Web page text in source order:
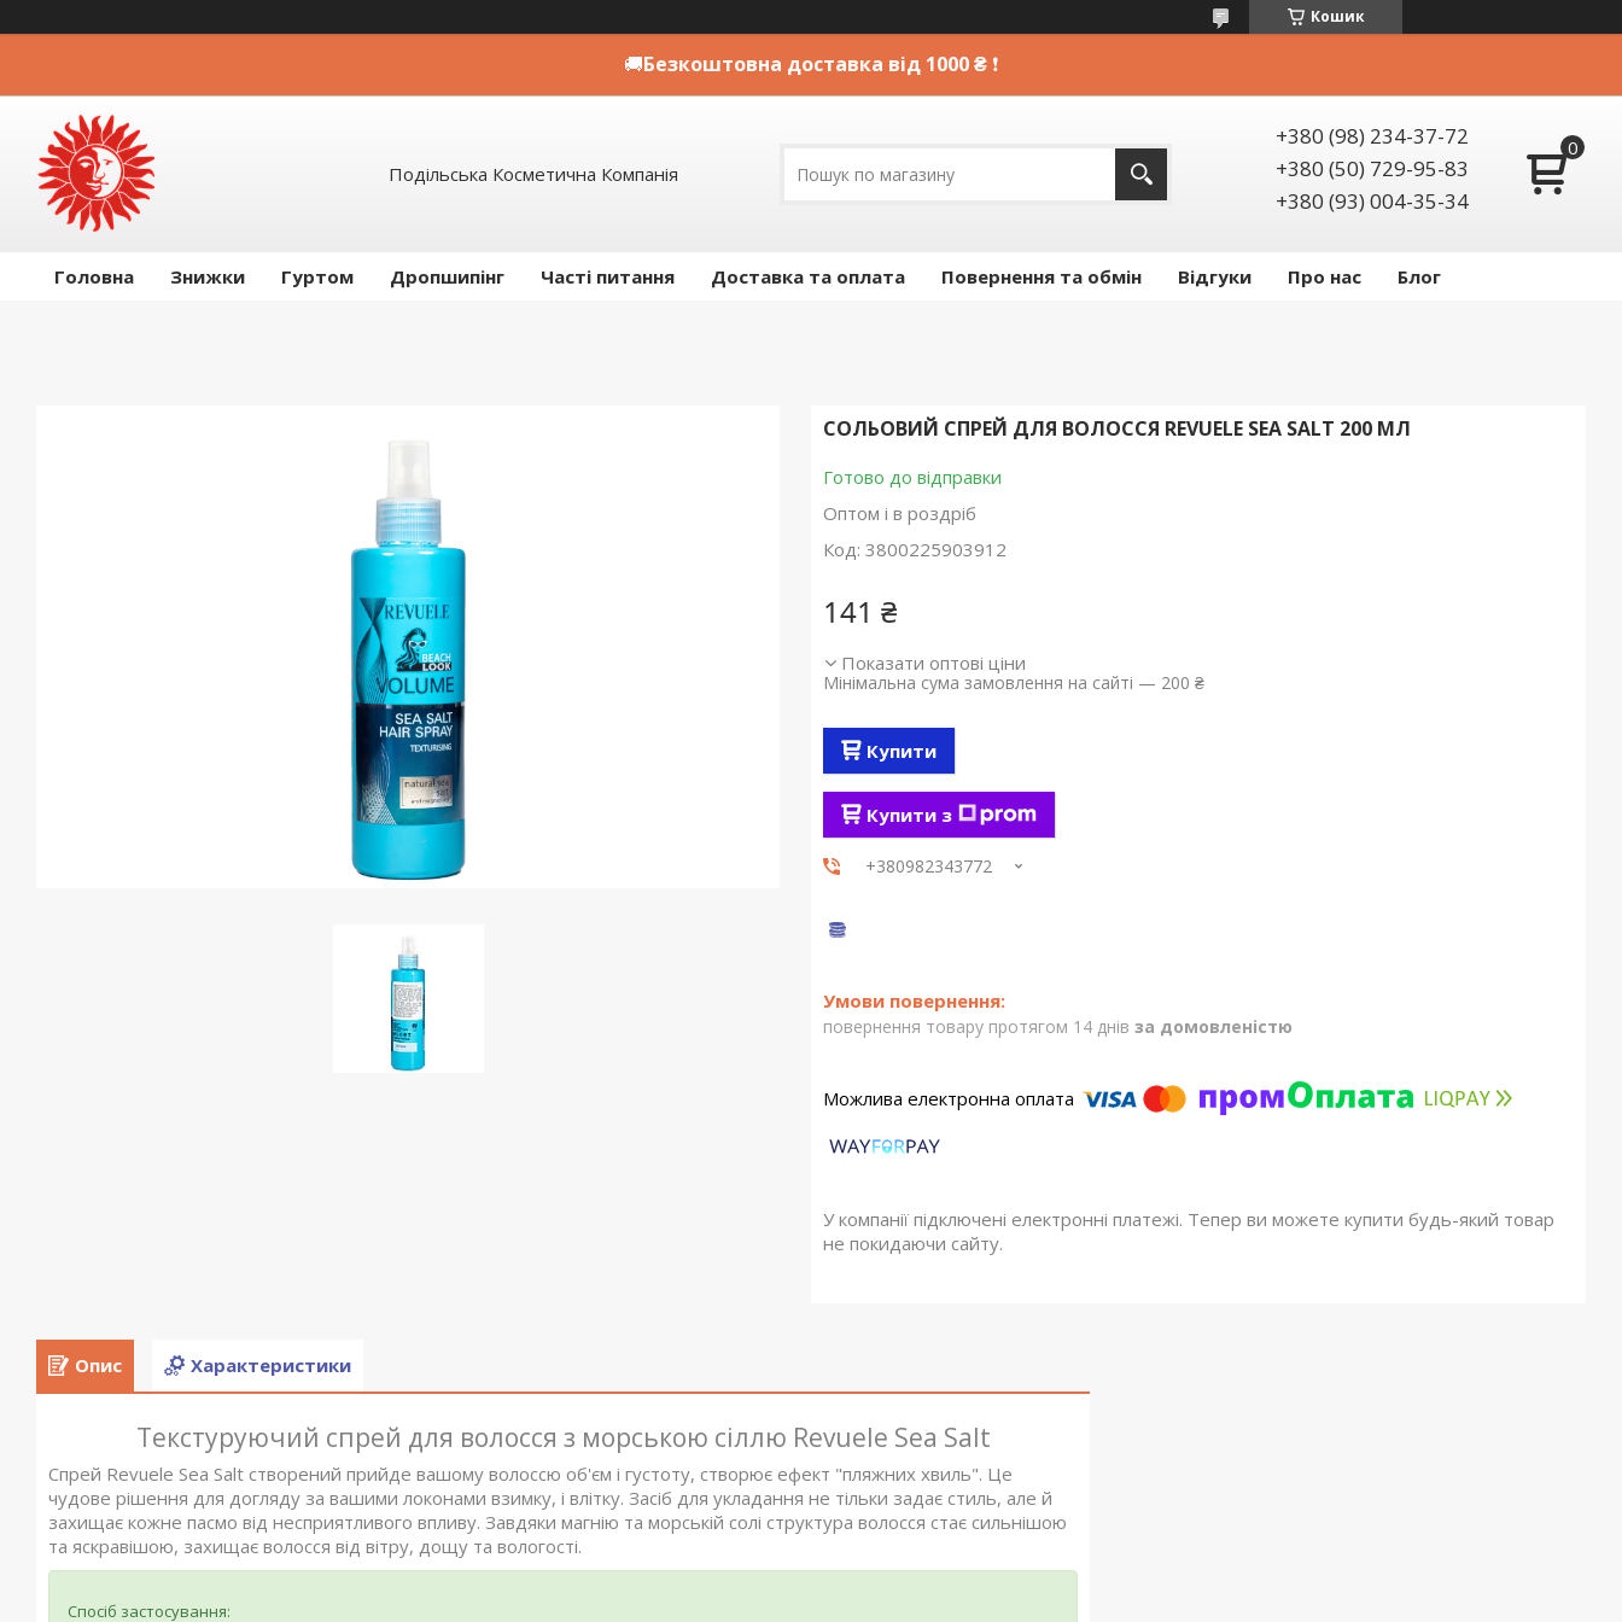
Кошик
🚚Безкоштовна доставка від 1000 ₴ ❗
Подільська Косметична Компанія
+380 (98) 234-37-72
+380 (50) 729-95-83
+380 (93) 004-35-34
Головна Знижки Гуртом Дропшипінг Часті питання Доставка та оплата Повернення та обмін Відгуки Про нас Блог
СОЛЬОВИЙ СПРЕЙ ДЛЯ ВОЛОССЯ REVUELE SEA SALT 200 МЛ
Готово до відправки
Оптом і в роздріб
Код: 3800225903912
141 ₴
Показати оптові ціни
Мінімальна сума замовлення на сайті — 200 ₴
Купити
Купити з
+380982343772
повернення товару протягом 14 днів за домовленістю
У компанії підключені електронні платежі. Тепер ви можете купити будь-який товар
не покидаючи сайту.
Опис Характеристики
Текстуруючий спрей для волосся з морською сіллю Revuele Sea Salt
Спрей Revuele Sea Salt створений прийде вашому волоссю об'єм і густоту, створює ефект "пляжних хвиль". Це
чудове рішення для догляду за вашими локонами взимку, і влітку. Засіб для укладання не тільки задає стиль, але й
захищає кожне пасмо від несприятливого впливу. Завдяки магнію та морській солі структура волосся стає сильнішою
та яскравішою, захищає волосся від вітру, дощу та вологості.
Спосіб застосування: